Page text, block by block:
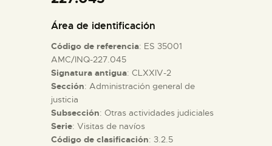
ESPAÑOL
PREPARAR LA VISITA
ACTIVIDADES
Área de identificación
Código de referencia: ES 35001
AMC/INQ-227.045
Signatura antigua: CLXXIV-2
Sección: Administración general de
justicia
Subsección: Otras actividades judiciales
Serie: Visitas de navíos
Código de clasificación: 3.2.5